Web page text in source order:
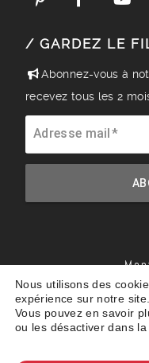
/ GARDEZ LE
Abonnez-vous à
recevez tous les 2
Adresse mail
Nous utilisons des
expérience sur notre site.
Vous pouvez en savoir
ou les désactiver dans la